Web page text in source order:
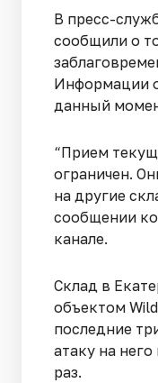
В пресс-
сообщили о
Информации
данный
“Прием
ограничен.
на другие
сообщении
канале.
Склад в
объектом
последние
атаку на
раз.